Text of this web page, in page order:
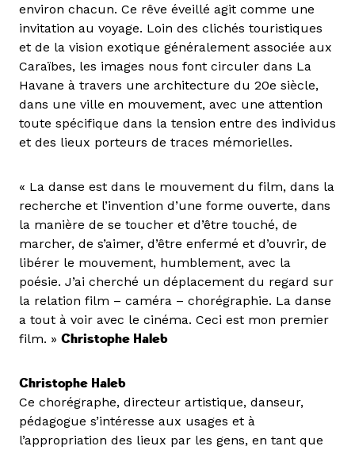
environ chacun. Ce rêve éveillé agit comme une
invitation au voyage. Loin des clichés touristiques
et de la vision exotique généralement associée aux
Caraïbes, les images nous font circuler dans La
Havane à travers une architecture du 20e siècle,
dans une ville en mouvement, avec une attention
toute spécifique dans la tension entre des individus
et des lieux porteurs de traces mémorielles.
« La danse est dans le mouvement du film, dans la
recherche et l’invention d’une forme ouverte, dans
la manière de se toucher et d’être touché, de
marcher, de s’aimer, d’être enfermé et d’ouvrir, de
libérer le mouvement, humblement, avec la
poésie. J’ai cherché un déplacement du regard sur
la relation film – caméra – chorégraphie. La danse
a tout à voir avec le cinéma. Ceci est mon premier
film. » Christophe Haleb
Christophe Haleb
Ce chorégraphe, directeur artistique, danseur,
pédagogue s’intéresse aux usages et à
l’appropriation des lieux par les gens, en tant que